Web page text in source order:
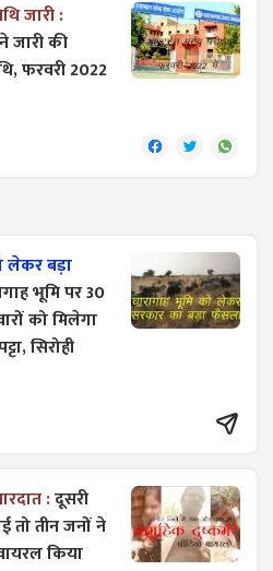
जारी :
जारी ​की
फरवरी 2022
लेकर बड़ा
भूमि पर 30
को मिलेगा
सिरोही
:दूसरी
तो तीन जनों ने
किया